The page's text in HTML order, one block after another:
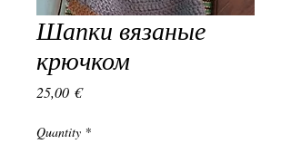
Шапки вязаные
крючком
25,00 €Price
Quantity *